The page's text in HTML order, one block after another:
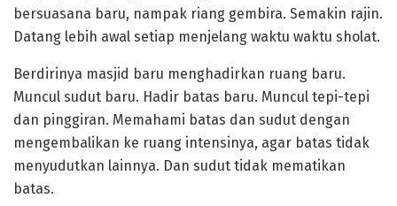
bersuasana baru, nampak riang gembira. Semakin rajin.
Datang lebih awal setiap menjelang waktu waktu sholat.
Berdirinya masjid baru menghadirkan ruang baru.
Muncul sudut baru. Hadir batas baru. Muncul tepi-tepi
dan pinggiran. Memahami batas dan sudut dengan
mengembalikan ke ruang intensinya, agar batas tidak
menyudutkan lainnya. Dan sudut tidak mematikan
batas.